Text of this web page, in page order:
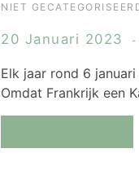
NIET
20 Januari 2023
Elk jaar rond 6
Omdat Frankrijk een